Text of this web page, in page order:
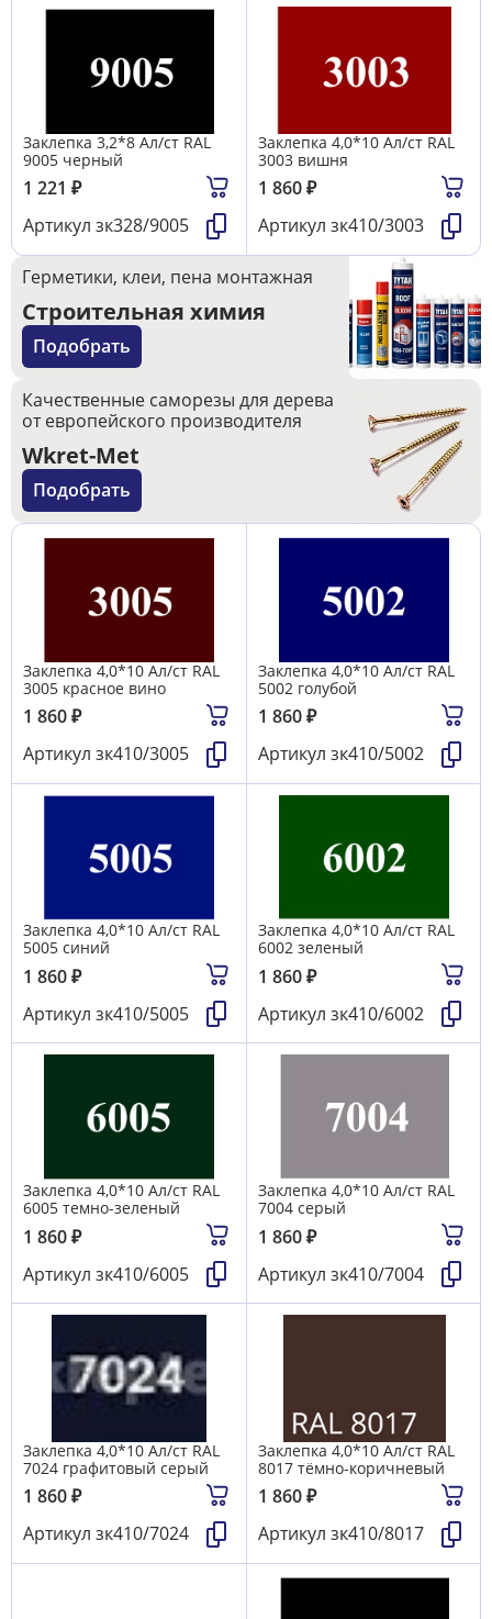
Заклепка 3,2*8 Ал/ст RAL
9005 черный
1 221 ₽
Артикул зк328/9005
Заклепка 4,0*10 Ал/ст RAL
3003 вишня
1 860₽
Артикул зк410/3003
Герметики, клеи, пена монтажная
Строительная химия
Подобрать
Качественные саморезы для дерева
от европейского производителя
Wkret-Met
Подобрать
Заклепка 4,0*10 Ал/ст RAL
3005 красное вино
1 860₽
Артикул зк410/3005
Заклепка 4,0*10 Ал/ст RAL
5002 голубой
1 860₽
Артикул зк410/5002
Заклепка 4,0*10 Ал/ст RAL
5005 синий
1 860₽
Артикул зк410/5005
Заклепка 4,0*10 Ал/ст RAL
6002 зеленый
1 860₽
Артикул зк410/6002
Заклепка 4,0*10 Ал/ст RAL
6005 темно-зеленый
1 860₽
Артикул зк410/6005
Заклепка 4,0*10 Ал/ст RAL
7004 серый
1 860₽
Артикул зк410/7004
Заклепка 4,0*10 Ал/ст RAL
7024 графитовый серый
1 860₽
Артикул зк410/7024
Заклепка 4,0*10 Ал/ст RAL
8017 тёмно-коричневый
1 860₽
Артикул зк410/8017